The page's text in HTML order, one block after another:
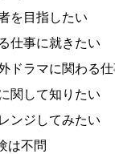
を目指したい
仕事に就きたい
ドラマに関わる
関して知りたい
ンジしてみたい
は不問